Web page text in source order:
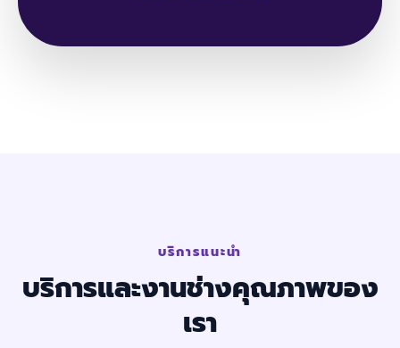
บริการแนะนำ
บริการและงานช่างคุณภาพของ
เรา